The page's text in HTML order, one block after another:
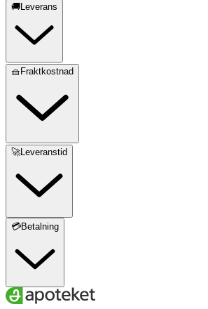
🚚Leverans
🧺Fraktkostnad
🚀Leveranstid
💳Betalning